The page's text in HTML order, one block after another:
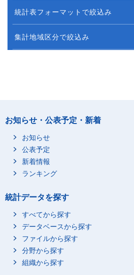
統計表フォーマットで絞込み
集計地域区分で絞込み
お知らせ・公表予定・新着
お知らせ
公表予定
新着情報
ランキング
統計データを探す
すべてから探す
データベースから探す
ファイルから探す
分野から探す
組織から探す